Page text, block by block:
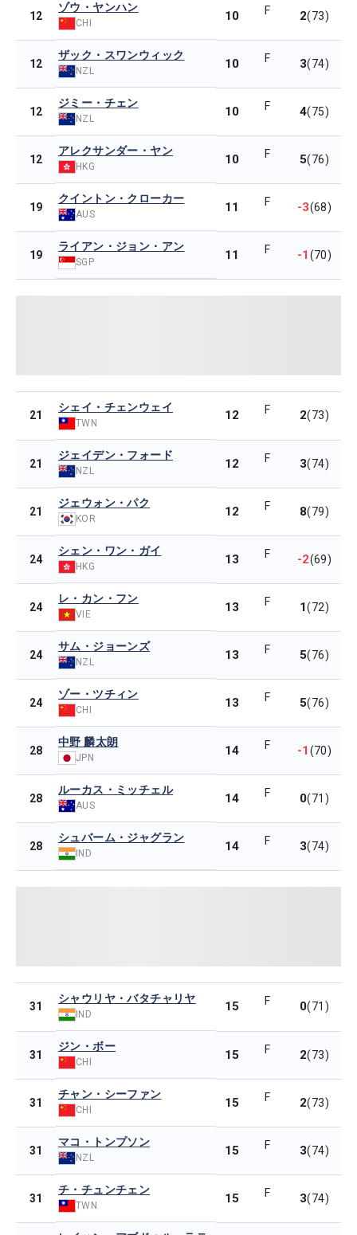
12
ゾウ・ヤンハン
CHI 10 F 2(73)
12
ザック・スワンウィック
NZL 10 F 3(74)
12
ジミー・チェン
NZL 10 F 4(75)
12
アレクサンダー・ヤン
HKG 10 F 5(76)
19
クイントン・クローカー
AUS 11 F -3(68)
19
ライアン・ジョン・アン
SGP 11 F -1(70)
21
シェイ・チェンウェイ
TWN
12 F 2(73)
21
ジェイデン・フォード
NZL 12 F 3(74)
21
ジェウォン・パク
KOR 12 F 8(79)
24
シェン・ワン・ガイ
HKG 13 F -2(69)
24
レ・カン・フン
VIE 13 F 1(72)
24
サム・ジョーンズ
NZL 13 F 5(76)
24
ゾー・ツチィン
CHI 13 F 5(76)
28
中野 麟太朗
JPN 14 F -1(70)
28
ルーカス・ミッチェル
AUS 14 F 0(71)
28
シュバーム・ジャグラン
IND 14 F 3(74)
31
シャウリヤ・バタチャリヤ
IND
15 F 0(71)
31
ジン・ボー
CHI 15 F 2(73)
31
チャン・シーファン
CHI 15 F 2(73)
31
マコ・トンプソン
NZL 15 F 3(74)
31
チ・チュンチェン
TWN 15 F 3(74)